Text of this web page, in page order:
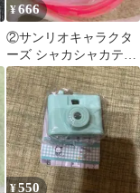
¥666
②サンリオキャラクタ
ーズ シャカシャカテト
ラチャーム マイメロ
ディ
¥550